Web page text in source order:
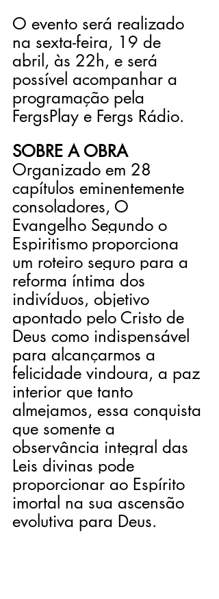
O evento será realizado
na sexta-feira, 19 de
abril, às 22h, e será
possível acompanhar a
programação pela
FergsPlay e Fergs Rádio.
SOBRE A OBRA
Organizado em 28
capítulos eminentemente
consoladores, O
Evangelho Segundo o
Espiritismo proporciona
um roteiro seguro para a
reforma íntima dos
indivíduos, objetivo
apontado pelo Cristo de
Deus como indispensável
para alcançarmos a
felicidade vindoura, a paz
interior que tanto
almejamos, essa conquista
que somente a
observância integral das
Leis divinas pode
proporcionar ao Espírito
imortal na sua ascensão
evolutiva para Deus.